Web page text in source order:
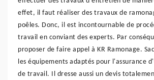
effet, il faut réaliser des travaux de
poêles. Donc, il est incontournable de
travail en conviant des experts. Par
proposer de faire appel à KR Ramonage.
les équipements adaptés pour l'assurance
de travail. Il dresse aussi un devis